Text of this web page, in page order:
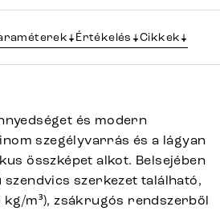
Értékelés Cikkek
és modern
szegélyvarrás és a lágyan
összképet alkot. Belsejében
szerkezet található,
kg/m³), zsákrugós rendszerből